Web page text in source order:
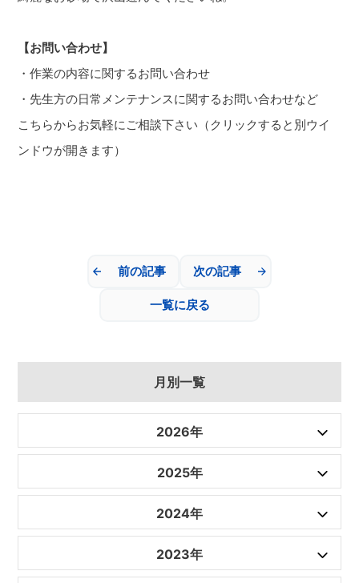
【お問い合わせ】
・作業の内容に関するお問い合わせ
・先生方の日常メンテナンスに関するお問い合わせなど
こちらからお気軽にご相談下さい（クリックすると別ウイ
ンドウが開きます）
前の記事
一覧に戻る
次の記事
月別一覧
2026年
2025年
2024年
2023年